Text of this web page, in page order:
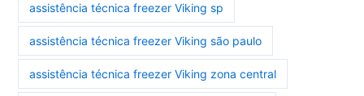
assistência técnica freezer Viking sp
assistência técnica freezer Viking são paulo
assistência técnica freezer Viking zona central